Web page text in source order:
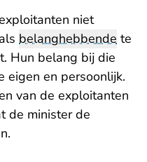
niet
belanghebbende te
Hun belang bij die
eigen en persoonlijk.
van de exploitanten
de minister de